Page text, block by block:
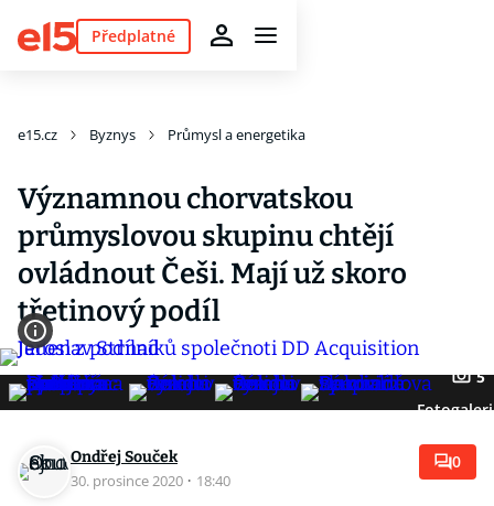
Předplatné
e15.cz Byznys Průmysl a energetika
Významnou chorvatskou
průmyslovou skupinu chtějí
ovládnout Češi. Mají už skoro
třetinový podíl
5
Ondřej Souček
30. prosince 2020 · 18:40
0